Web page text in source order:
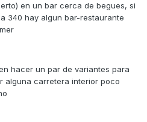
en un bar cerca de begues, si
340 hay algun bar-restaurante
hacer un par de variantes para
alguna carretera interior poco